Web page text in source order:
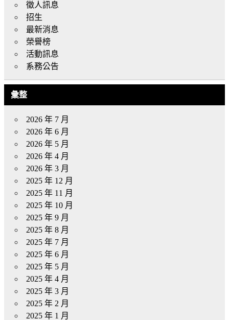
徵人訊息
招生
最新消息
榮譽榜
活動訊息
系務公告
彙整
2026 年 7 月
2026 年 6 月
2026 年 5 月
2026 年 4 月
2026 年 3 月
2025 年 12 月
2025 年 11 月
2025 年 10 月
2025 年 9 月
2025 年 8 月
2025 年 7 月
2025 年 6 月
2025 年 5 月
2025 年 4 月
2025 年 3 月
2025 年 2 月
2025 年 1 月